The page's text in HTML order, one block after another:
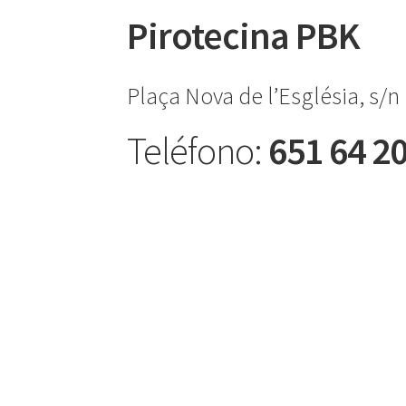
Pirotecina PBK
Plaça Nova de l’Església, s/n
Teléfono: 651 64